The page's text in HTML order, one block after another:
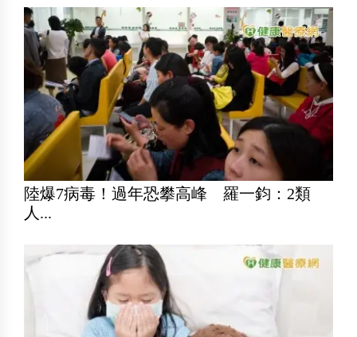
陸爆7病毒！過年恐攀高峰 羅一鈞：2類
人...